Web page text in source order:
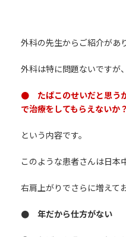
外科の先生からご紹介があ
外科は特に問題ないですが、
● たばこのせいだと思う
で治療をしてもらえないか？
という内容です。
このような患者さんは日本
右肩上がりでさらに増えて
● 年だから仕方がない